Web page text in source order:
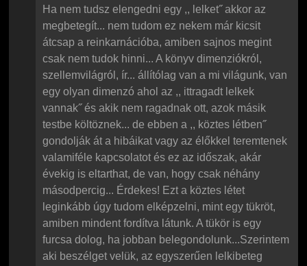
Ha nem tudsz elengedni egy ,, lelket˝ akkor az
megbetegít... nem tudom ez nekem már kicsit
átcsap a reinkarnációba, amiben sajnos megint
csak nem tudok hinni... A könyv dimenziókról,
szellemvilágról, ír... állítólag van a mi világunk, van
egy olyan dimenzó ahol az ,, ittragadt lelkek
vannak˝ és akik nem ragadnak ott, azok másik
testbe költöznek... de ebben a ,, köztes létben˝
gondolják át a hibáikat vagy az élőkkel teremtenek
valamiféle kapcsolatot és ez az időszak, akár
évekig is eltarthat, de van, hogy csak néhány
másodpercig... Érdekes! Ezt a köztes létet
leginkább úgy tudom elképzelni, mint egy tükröt,
amiben mindent fordítva látunk. A tükör is egy
furcsa dolog, ha jobban belegondolunk...Szerintem
aki beszélget velük, az egyszerűen lelkibeteg